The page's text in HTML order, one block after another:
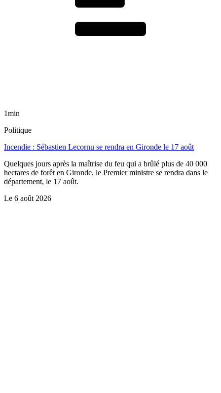
1min
Politique
Incendie : Sébastien Lecornu se rendra en Gironde le 17 août
Quelques jours après la maîtrise du feu qui a brûlé plus de 40 000
hectares de forêt en Gironde, le Premier ministre se rendra dans le
département, le 17 août.
Le 6 août 2026